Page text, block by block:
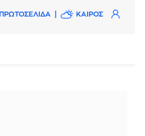
ΠΡΩΤΟΣΕΛΙΔΑ ΚΑΙΡΟΣ